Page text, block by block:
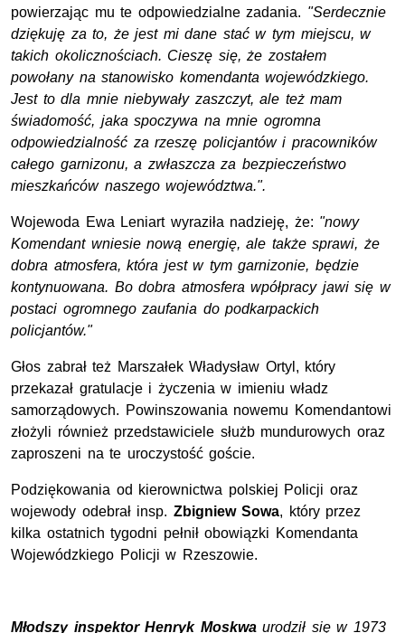
powierzając mu te odpowiedzialne zadania. "Serdecznie
dziękuję za to, że jest mi dane stać w tym miejscu, w
takich okolicznościach. Cieszę się, że zostałem
powołany na stanowisko komendanta wojewódzkiego.
Jest to dla mnie niebywały zaszczyt, ale też mam
świadomość, jaka spoczywa na mnie ogromna
odpowiedzialność za rzeszę policjantów i pracowników
całego garnizonu, a zwłaszcza za bezpieczeństwo
mieszkańców naszego województwa.".
Wojewoda Ewa Leniart wyraziła nadzieję, że: "nowy
Komendant wniesie nową energię, ale także sprawi, że
dobra atmosfera, która jest w tym garnizonie, będzie
kontynuowana. Bo dobra atmosfera wpółpracy jawi się w
postaci ogromnego zaufania do podkarpackich
policjantów."
Głos zabrał też Marszałek Władysław Ortyl, który
przekazał gratulacje i życzenia w imieniu władz
samorządowych. Powinszowania nowemu Komendantowi
złożyli również przedstawiciele służb mundurowych oraz
zaproszeni na te uroczystość goście.
Podziękowania od kierownictwa polskiej Policji oraz
wojewody odebrał insp. Zbigniew Sowa, który przez
kilka ostatnich tygodni pełnił obowiązki Komendanta
Wojewódzkiego Policji w Rzeszowie.
Młodszy inspektor Henryk Moskwaurodził się w 1973